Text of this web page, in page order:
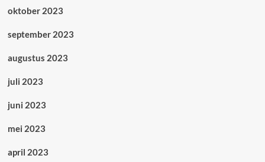
oktober 2023
september 2023
augustus 2023
juli 2023
juni 2023
mei 2023
april 2023